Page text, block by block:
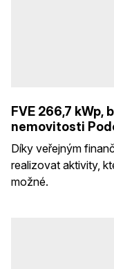
FVE 266,7 kWp,
nemovitosti
Díky veřejným
realizovat aktivity,
možné.